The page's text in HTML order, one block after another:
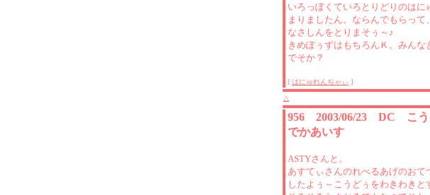
いろっぽくていろとりどりのはに
まりましたん。ならんでもらって
なさしんをとりまそぅ～♪
きめぽぅずはもちろんＫ。みんな
でそか？
[ はにゅれんぢゃぃ ]
△
956 2003/06/23 DC こ
でかあいす
ASTYさんと。
あすてぃさんのれべるあげのおて
したよぅ～こうどぅをわきわきと